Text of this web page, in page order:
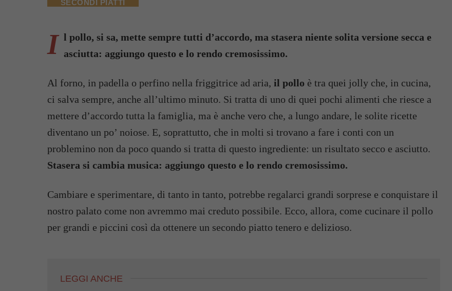
SECONDI PIATTI
I l pollo, si sa, mette sempre tutti d’accordo, ma stasera niente solita versione secca e
asciutta: aggiungo questo e lo rendo cremosissimo.
Al forno, in padella o perfino nella friggitrice ad aria, il pollo è tra quei jolly che, in cucina,
ci salva sempre, anche all’ultimo minuto. Si tratta di uno di quei pochi alimenti che riesce a
mettere d’accordo tutta la famiglia, ma è anche vero che, a lungo andare, le solite ricette
diventano un po’ noiose. E, soprattutto, che in molti si trovano a fare i conti con un
problemino non da poco quando si tratta di questo ingrediente: un risultato secco e asciutto.
Stasera si cambia musica: aggiungo questo e lo rendo cremosissimo.
Cambiare e sperimentare, di tanto in tanto, potrebbe regalarci grandi sorprese e conquistare il
nostro palato come non avremmo mai creduto possibile. Ecco, allora, come cucinare il pollo
per grandi e piccini così da ottenere un secondo piatto tenero e delizioso.
LEGGI ANCHE